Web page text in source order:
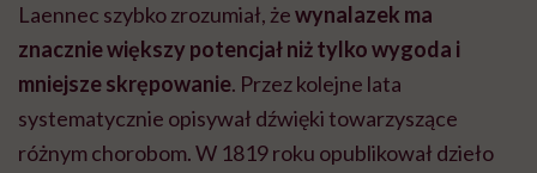
Laennec szybko zrozumiał, żewynalazek ma
znacznie większy potencjał niż tylko wygoda i
mniejsze skrępowanie. Przez kolejne lata
systematycznie opisywał dźwięki towarzyszące
różnym chorobom. W 1819 roku opublikował dzieło